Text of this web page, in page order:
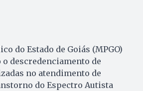
do Estado de Goiás (MPGO)
descredenciamento de
no atendimento de
do Espectro Autista